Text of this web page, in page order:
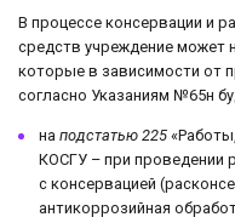
В процессе консервации и
средств учреждение может
которые в зависимости от
согласно Указаниям №65н
на подстатью 225
КОСГУ – при проведении
с консервацией
антикоррозийная